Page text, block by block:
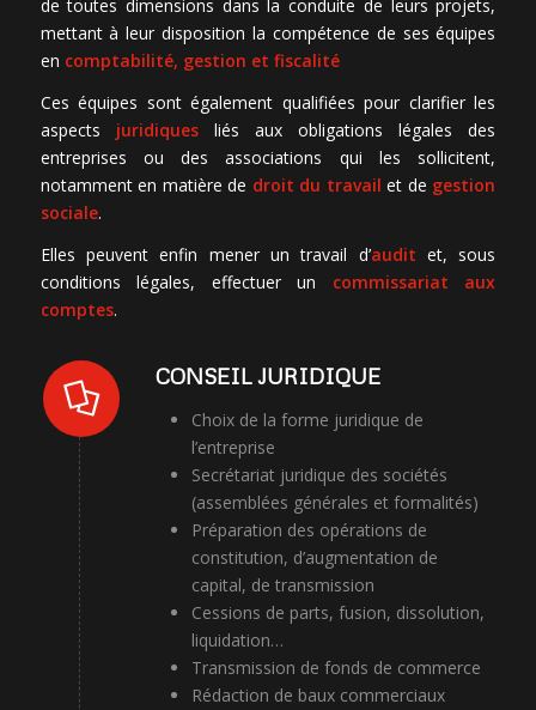
de toutes dimensions dans la conduite de leurs projets,
mettant à leur disposition la compétence de ses équipes
en comptabilité, gestion et fiscalité
Ces équipes sont également qualifiées pour clarifier les
aspects juridiques liés aux obligations légales des
entreprises ou des associations qui les sollicitent,
notamment en matière de droit du travail et de gestion
sociale.
Elles peuvent enfin mener un travail d’auditet, sous
conditions légales, effectuer un commissariat aux
comptes.
CONSEIL JURIDIQUE
Choix de la forme juridique de
l’entreprise
Secrétariat juridique des sociétés
(assemblées générales et formalités)
Préparation des opérations de
constitution, d’augmentation de
capital, de transmission
Cessions de parts, fusion, dissolution,
liquidation…
Transmission de fonds de commerce
Rédaction de baux commerciaux